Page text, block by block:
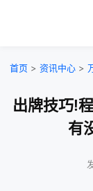
首页 > 资讯中心 >
出牌技巧!
有